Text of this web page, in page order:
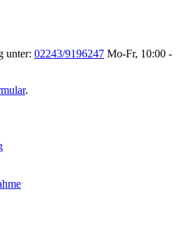
unter: 02243/9196247 Mo-Fr, 10:00 -
.